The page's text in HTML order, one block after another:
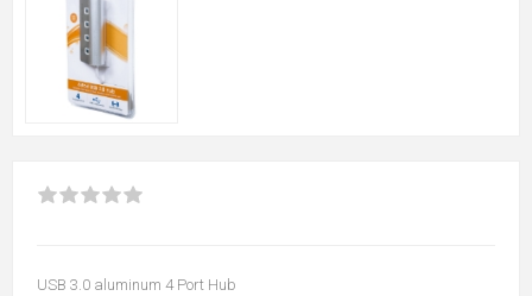
USB 3.0 aluminum 4 Port Hub